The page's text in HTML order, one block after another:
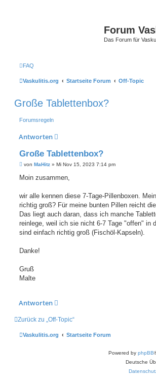
Forum
Das Forum für
FAQ
Vaskulitis.org Startseite Forum Off-Topic
Große Tablettenbox?
Forumsregeln
Antworten
Große Tablettenbox?
B
i
a
von MaHitz » Mi Nov 15, 2023 7:14 pm
Moin zusammen,
wir alle kennen diese 7-Tage-Pillenboxen.
richtig groß? Für meine bunten Pillen reicht
Das liegt auch daran, dass ich manche
reinlege, weil ich sie nicht 6-7 Tage "offen" in
sind einfach richtig groß (Fischöl-Kapseln).
Danke!
Gruß
Malte
Antworten
Zurück zu „Off-Topic“
Vaskulitis.org Startseite Forum
Powered by phpBB
Deutsche